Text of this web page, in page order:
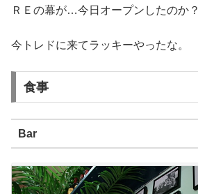
ＲＥの幕が…今日オープンしたのか？
今トレドに来てラッキーやったな。
食事
Bar